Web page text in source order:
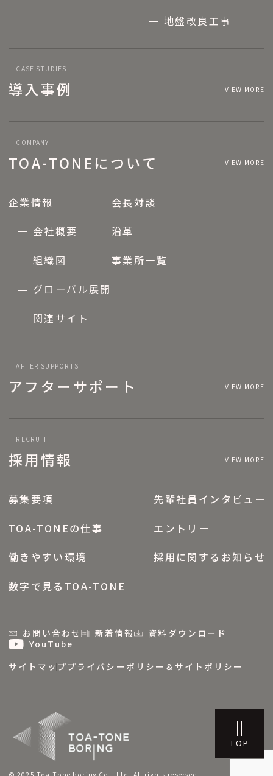
TOP
地盤改良工事
CASE STUDIES
導入事例 VIEW MORE
COMPANY
TOA-TONEについて VIEW MORE
企業情報
会社概要
組織図
グローバル展開
関連サイト
会長対談
沿革
事業所一覧
AFTER SUPPORTS
アフターサポート VIEW MORE
RECRUIT
採用情報 VIEW MORE
募集要項
先輩社員インタビュー
TOA-TONEの仕事
エントリー
働きやすい環境
採用に関するお知らせ
数字で見るTOA-TONE
お問い合わせ 新着情報
資料ダウンロード
YouTube
サイトマッププライバシーポリシー＆サイトポリシー